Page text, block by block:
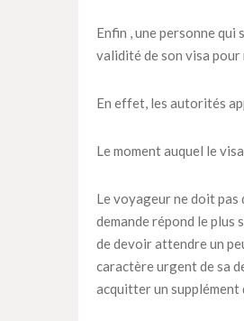
Enfin , une personne
validité de son visa pour
En effet, les autorités
Le moment auquel le
Le voyageur ne doit
demande répond le plus
de devoir attendre un
caractère urgent de sa
acquitter un supplément